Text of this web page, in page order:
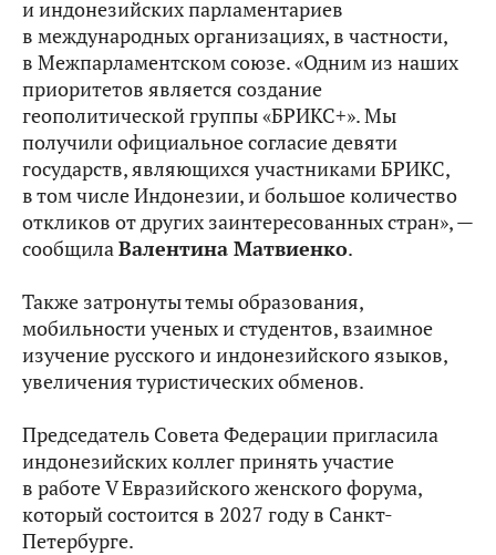
и индонезийских парламентариев
в международных организациях, в частности,
в Межпарламентском союзе. «Одним из наших
приоритетов является создание
геополитической группы «БРИКС+». Мы
получили официальное согласие девяти
государств, являющихся участниками БРИКС,
в том числе Индонезии, и большое количество
откликов от других заинтересованных стран», —
сообщилаВалентина Матвиенко.
Также затронуты темы образования,
мобильности ученых и студентов, взаимное
изучение русского и индонезийского языков,
увеличения туристических обменов.
Председатель Совета Федерации пригласила
индонезийских коллег принять участие
в работе V Евразийского женского форума,
который состоится в 2027 году в Санкт-
Петербурге.